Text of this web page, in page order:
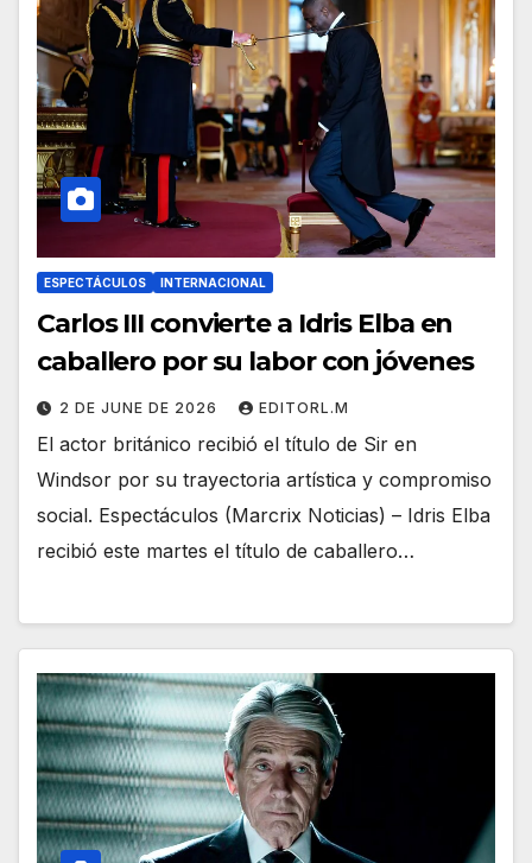
ESPECTÁCULOS INTERNACIONAL
Carlos III convierte a Idris Elba en
caballero por su labor con jóvenes
2 DE JUNE DE 2026 EDITORL.M
El actor británico recibió el título de Sir en
Windsor por su trayectoria artística y compromiso
social. Espectáculos (Marcrix Noticias) – Idris Elba
recibió este martes el título de caballero…